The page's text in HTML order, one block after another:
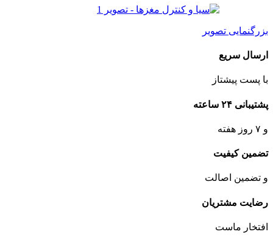
بزرگنمایی تصویر
ارسال سریع
با پست پیشتاز
پشتیبانی ۲۴ ساعته
و ۷ روز هفته
تضمین کیفیت
و تضمین اصالت
رضایت مشتریان
افتخار ماست